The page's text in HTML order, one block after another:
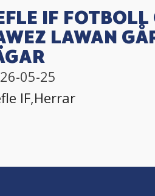
IF FOTBOLL
LAWAN
05-25
IF,Herrar